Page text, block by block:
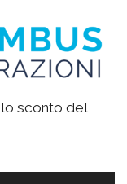
sconto del